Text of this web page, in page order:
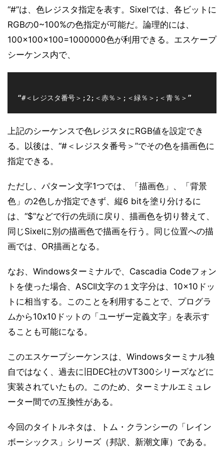
“#”は、色レジスタ指定を表す。Sixelでは、各ビットに
RGBの0~100%の色指定が可能だ。論理的には、
100×100×100=1000000色が利用できる。エスケープ
シーケンス内で、
上記のシーケンスで色レジスタにRGB値を設定でき
る。以後は、“#＜レジスタ番号＞”でその色を描画色に
指定できる。
ただし、パターン文字1つでは、「描画色」、「背景
色」の2色しか指定できず、縦6 bitを塗り分けるに
は、“$”などで行の先頭に戻り、描画色を切り替えて、
同じSixelに別の描画色で描画を行う。同じ位置への描
画では、OR描画となる。
なお、Windowsターミナルで、Cascadia Codeフォン
トを使った場合、ASCII文字の１文字分は、10×10ドッ
トに相当する。このことを利用することで、プログラ
ムから10x10ドットの「ユーザー定義文字」を表示す
ることも可能になる。
このエスケープシーケンスは、Windowsターミナル独
自ではなく、過去に旧DEC社のVT300シリーズなどに
実装されていたもの。このため、ターミナルエミュレ
ーター間での互換性がある。
今回のタイトルネタは、トム・クランシーの「レイン
ボーシックス」シリーズ（邦訳、新潮文庫）である。